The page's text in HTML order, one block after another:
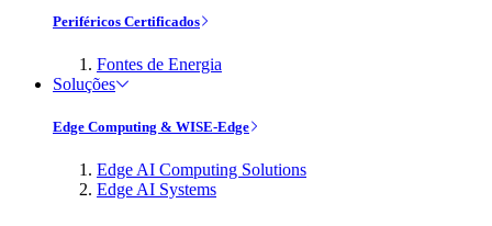
Periféricos Certificados
Fontes de Energia
Soluções
Edge Computing & WISE-Edge
Edge AI Computing Solutions
Edge AI Systems